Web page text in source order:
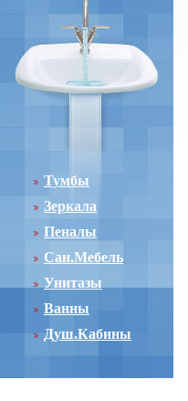
Тумбы
Зеркала
Пеналы
Сан.Мебель
Унитазы
Ванны
Душ.Кабины